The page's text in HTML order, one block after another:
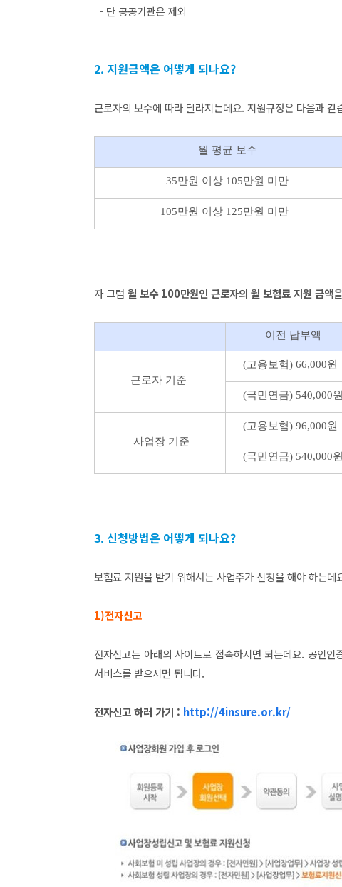
- 단 공공기관은 제외
2. 지원금액은 어떻게 되나요?
근로자의 보수에 따라 달라지는데요. 지원규정은 다음과 같
월 평균 보수
35만원 이상 105만원 미만
105만원 이상 125만원 미만
자 그럼 월 보수 100만원인 근로자의 월 보험료 지원 금액
이전 납부액
근로자 기준
(고용보험) 66,000원
(국민연금) 540,000원
사업장 기준
(고용보험) 96,000원
(국민연금) 540,000원
3. 신청방법은 어떻게 되나요?
보험료 지원을 받기 위해서는 사업주가 신청을 해야 하는
1)전자신고
전자신고는 아래의 사이트로 접속하시면 되는데요. 공인
서비스를 받으시면 됩니다.
전자신고 하러 가기 : http://4insure.or.kr/